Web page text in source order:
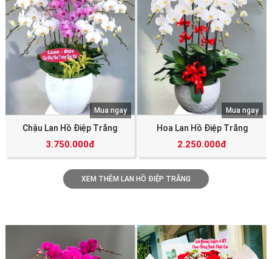
Chậu Lan Hồ Điệp Trắng
3.750.000đ
Mua ngay
Hoa Lan Hồ Điệp Trắng
2.250.000đ
Mua ngay
XEM THÊM LAN HỒ ĐIỆP TRẮNG